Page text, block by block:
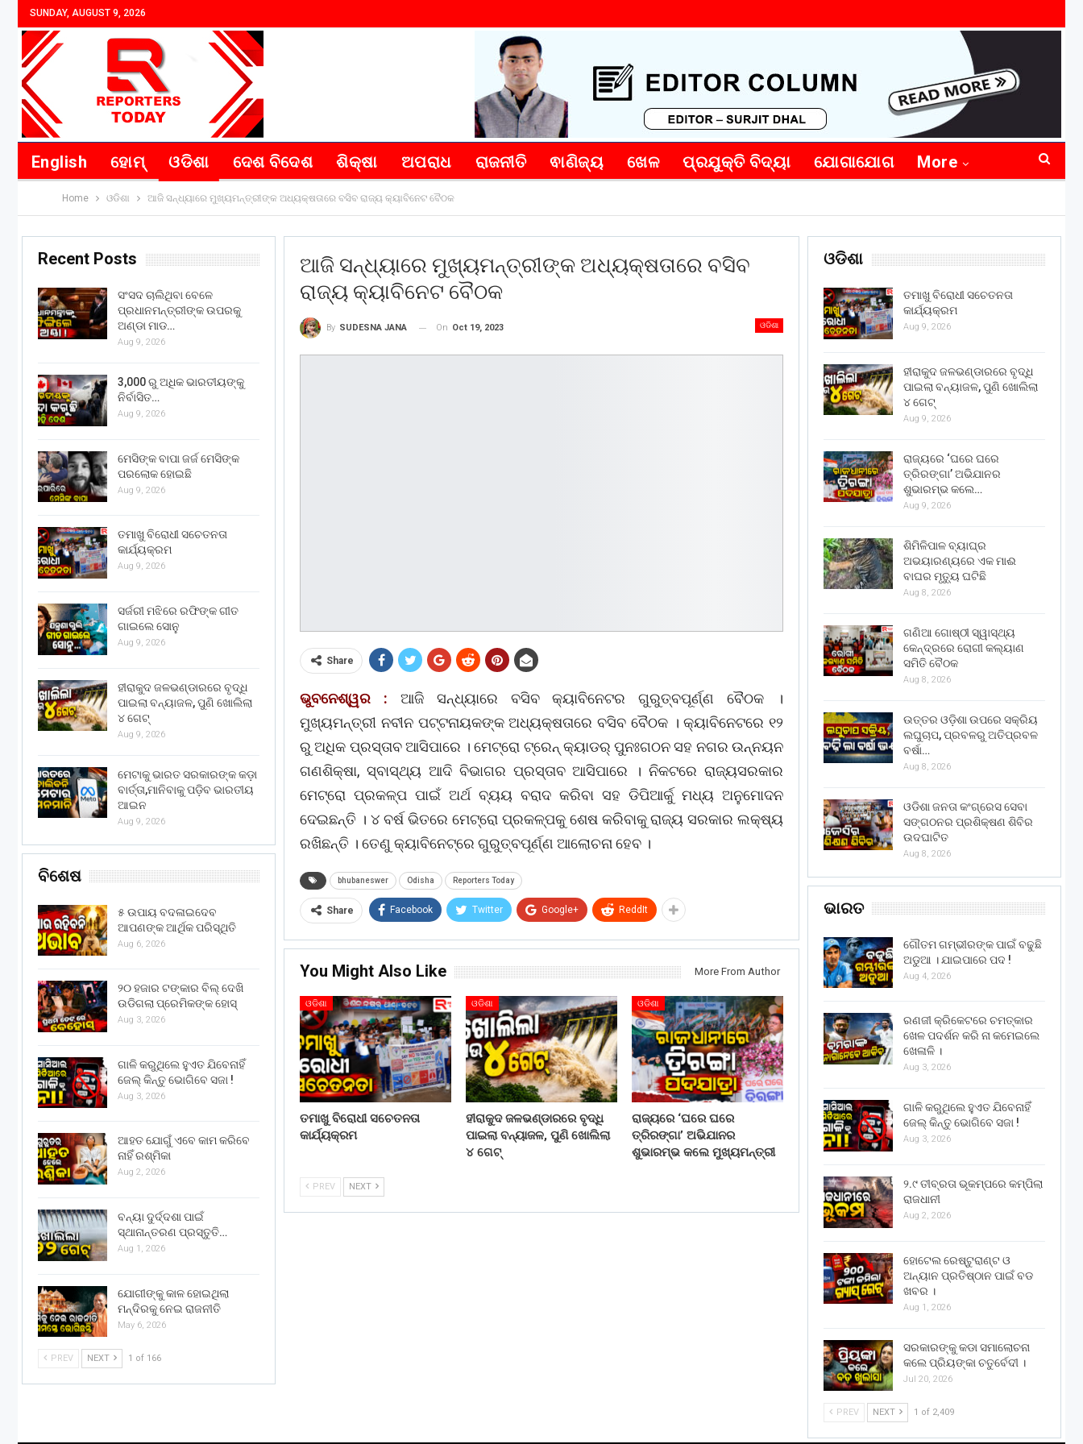
SUNDAY, AUGUST 9, 2026
English ହୋମ୍ ଓଡିଶା ଦେଶ ବିଦେଶ ଶିକ୍ଷା ଅପରାଧ ରାଜନୀତି ଵାଣିଜ୍ୟ ଖେଳ ପ୍ରଯୁକ୍ତି ବିଦ୍ୟା ଯୋଗାଯୋଗ More
Home ଓଡିଶା ଆଜି ସନ୍ଧ୍ୟାରେ ମୁଖ୍ୟମନ୍ତ୍ରୀଙ୍କ ଅଧ୍ୟକ୍ଷତାରେ ବସିବ ରାଜ୍ୟ କ୍ୟାବିନେଟ ବୈଠକ
ଆଜି ସନ୍ଧ୍ୟାରେ ମୁଖ୍ୟମନ୍ତ୍ରୀଙ୍କ ଅଧ୍ୟକ୍ଷତାରେ ବସିବ
ରାଜ୍ୟ କ୍ୟାବିନେଟ ବୈଠକ
ଓଡିଶା
By SUDESNA JANA On Oct 19, 2023
Share
ଭୁବନେଶ୍ୱର : ଆଜି ସନ୍ଧ୍ୟାରେ ବସିବ କ୍ୟାବିନେଟର ଗୁରୁତ୍ବପୂର୍ଣ୍ଣ ବୈଠକ ।
ମୁଖ୍ୟମନ୍ତ୍ରୀ ନବୀନ ପଟ୍ଟନାୟକଙ୍କ ଅଧ୍ୟକ୍ଷତାରେ ବସିବ ବୈଠକ । କ୍ୟାବିନେଟରେ ୧୨
ରୁ ଅଧିକ ପ୍ରସ୍ତାବ ଆସିପାରେ । ମେଟ୍ରୋ ଟ୍ରେନ୍ କ୍ୟାଡର୍ ପୁନଃଗଠନ ସହ ନଗର ଉନ୍ନୟନ
ଗଣଶିକ୍ଷା, ସ୍ବାସ୍ଥ୍ୟ ଆଦି ବିଭାଗର ପ୍ରସ୍ତାବ ଆସିପାରେ । ନିକଟରେ ରାଜ୍ୟସରକାର
ମେଟ୍ରୋ ପ୍ରକଳ୍ପ ପାଇଁ ଅର୍ଥ ବ୍ୟୟ ବରାଦ କରିବା ସହ ଡିପିଆର୍କୁ ମଧ୍ୟ ଅନୁମୋଦନ
ଦେଇଛନ୍ତି । ୪ ବର୍ଷ ଭିତରେ ମେଟ୍ରୋ ପ୍ରକଳ୍ପକୁ ଶେଷ କରିବାକୁ ରାଜ୍ୟ ସରକାର ଲକ୍ଷ୍ୟ
ରଖିଛନ୍ତି । ତେଣୁ କ୍ୟାବିନେଟ୍ରେ ଗୁରୁତ୍ବପୂର୍ଣ୍ଣ ଆଲୋଚନା ହେବ ।
bhubaneswer Odisha Reporters Today
Share Facebook Twitter Google+ ReddIt
You Might Also Like More From Author
ଓଡିଶା
ତମାଖୁ ବିରୋଧୀ ସଚେତନତା
କାର୍ଯ୍ୟକ୍ରମ
ଓଡିଶା
ହୀରାକୁଦ ଜଳଭଣ୍ଡାରରେ ବୃଦ୍ଧି
ପାଇଲା ବନ୍ୟାଜଳ, ପୁଣି ଖୋଲିଲା
୪ ଗେଟ୍
ଓଡିଶା
ରାଜ୍ୟରେ ‘ଘରେ ଘରେ
ତ୍ରିରଙ୍ଗା’ ଅଭିଯାନର
ଶୁଭାରମ୍ଭ କଲେ ମୁଖ୍ୟମନ୍ତ୍ରୀ
PREV NEXT
ଓଡିଶା
ତମାଖୁ ବିରୋଧୀ ସଚେତନତା
କାର୍ଯ୍ୟକ୍ରମ
Aug 9, 2026
ହୀରାକୁଦ ଜଳଭଣ୍ଡାରରେ ବୃଦ୍ଧି
ପାଇଲା ବନ୍ୟାଜଳ, ପୁଣି ଖୋଲିଲା
୪ ଗେଟ୍
Aug 9, 2026
ରାଜ୍ୟରେ ‘ଘରେ ଘରେ
ତ୍ରିରଙ୍ଗା’ ଅଭିଯାନର
ଶୁଭାରମ୍ଭ କଲେ…
Aug 9, 2026
ଶିମିଳିପାଳ ବ୍ୟାଘ୍ର
ଅଭୟାରଣ୍ୟରେ ଏକ ମାଈ
ବାଘର ମୃତ୍ୟୁ ଘଟିଛି
Aug 8, 2026
ଗଣିଆ ଗୋଷ୍ଠୀ ସ୍ୱାସ୍ଥ୍ୟ
କେନ୍ଦ୍ରରେ ରୋଗୀ କଲ୍ୟାଣ
ସମିତି ବୈଠକ
Aug 8, 2026
ଉତ୍ତର ଓଡ଼ିଶା ଉପରେ ସକ୍ରିୟ
ଲଘୁଚାପ, ପ୍ରବଳରୁ ଅତିପ୍ରବଳ
ବର୍ଷା…
Aug 8, 2026
ଓଡିଶା ଜନତା କଂଗ୍ରେସ ସେବା
ସଙ୍ଗଠନର ପ୍ରଶିକ୍ଷଣ ଶିବିର
ଉଦଘାଟିତ
Aug 8, 2026
ଭାରତ
ଗୌତମ ଗମ୍ଭୀରଙ୍କ ପାଇଁ ବଢୁଛି
ଅଡୁଆ । ଯାଇପାରେ ପଦ !
Aug 4, 2026
ରଣଜୀ କ୍ରିକେଟରେ ଚମତ୍କାର
ଖେଳ ପଦର୍ଶନ କରି ନା କମେଇଲେ
ଖେଳାଳି ।
Aug 3, 2026
ଗାଳି କରୁଥିଲେ ହୁଏତ ଯିବେନାହିଁ
ଜେଲ୍ କିନ୍ତୁ ଭୋଗିବେ ସଜା !
Aug 3, 2026
୨.୯ ତୀବ୍ରତା ଭୂକମ୍ପରେ କମ୍ପିଲା
ରାଜଧାନୀ
Aug 2, 2026
ହୋଟେଲ ରେଷ୍ଟୁରାଣ୍ଟ ଓ
ଅନ୍ୟାନ ପ୍ରତିଷ୍ଠାନ ପାଇଁ ବଡ
ଖବର ।
Aug 1, 2026
ସରକାରଙ୍କୁ କଡା ସମାଲୋଚନା
କଲେ ପ୍ରିୟଙ୍କା ଚତୁର୍ବେଦୀ ।
Jul 20, 2026
PREV NEXT 1 of 2,409
Recent Posts
ସଂସଦ ଚାଲିଥିବା ବେଳେ
ପ୍ରଧାନମନ୍ତ୍ରୀଙ୍କ ଉପରକୁ
ଅଣ୍ଡା ମାଡ…
Aug 9, 2026
3,000 ରୁ ଅଧିକ ଭାରତୀୟଙ୍କୁ
ନିର୍ବାସିତ…
Aug 9, 2026
ମେସିଙ୍କ ବାପା ଜର୍ଜ ମେସିଙ୍କ
ପରଲୋକ ହୋଇଛି
Aug 9, 2026
ତମାଖୁ ବିରୋଧୀ ସଚେତନତା
କାର୍ଯ୍ୟକ୍ରମ
Aug 9, 2026
ସର୍ଜରୀ ମଝିରେ ରଫିଙ୍କ ଗୀତ
ଗାଇଲେ ସୋନୁ
Aug 9, 2026
ହୀରାକୁଦ ଜଳଭଣ୍ଡାରରେ ବୃଦ୍ଧି
ପାଇଲା ବନ୍ୟାଜଳ, ପୁଣି ଖୋଲିଲା
୪ ଗେଟ୍
Aug 9, 2026
ମେଟାକୁ ଭାରତ ସରକାରଙ୍କ କଡ଼ା
ବାର୍ତ୍ତା,ମାନିବାକୁ ପଡ଼ିବ ଭାରତୀୟ
ଆଇନ
Aug 9, 2026
ବିଶେଷ
୫ ଉପାୟ ବଦଳାଇଦେବ
ଆପଣଙ୍କ ଆର୍ଥିକ ପରିସ୍ଥିତି
Aug 6, 2026
୨୦ ହଜାର ଟଙ୍କାର ବିଲ୍ ଦେଖି
ଉଡିଗଲା ପ୍ରେମିକଙ୍କ ହୋସ୍
Aug 3, 2026
ଗାଳି କରୁଥିଲେ ହୁଏତ ଯିବେନାହିଁ
ଜେଲ୍ କିନ୍ତୁ ଭୋଗିବେ ସଜା !
Aug 3, 2026
ଆହତ ଯୋଗୁଁ ଏବେ କାମ କରିବେ
ନାହିଁ ରଶ୍ମିକା
Aug 2, 2026
ବନ୍ୟା ଦୁର୍ଦ୍ଦଶା ପାଇଁ
ସ୍ଥାନାନ୍ତରଣ ପ୍ରସ୍ତୁତି…
Aug 1, 2026
ଯୋଗୀଙ୍କୁ କାଳ ହୋଇଥିଲା
ମନ୍ଦିରକୁ ନେଇ ରାଜନୀତି
May 6, 2026
PREV NEXT 1 of 166